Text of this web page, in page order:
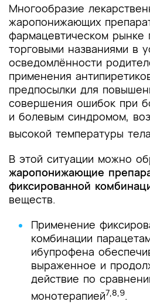
Многообразие
жаропонижающих
фармацевтическом рынке
торговыми названиями в
осведомлённости
применения
предпосылки для
совершения ошибок при
и болевым синдромом,
высокой температуры тела
В этой ситуации можно
жаропонижающие
фиксированной
веществ.
Применение
комбинации
ибупрофена
выраженное и
действие по
монотерапией7,8,9.